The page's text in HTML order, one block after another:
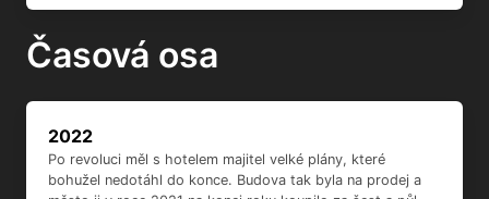
Časová osa
2022
Po revoluci měl s hotelem majitel velké plány, které
bohužel nedotáhl do konce. Budova tak byla na prodej a